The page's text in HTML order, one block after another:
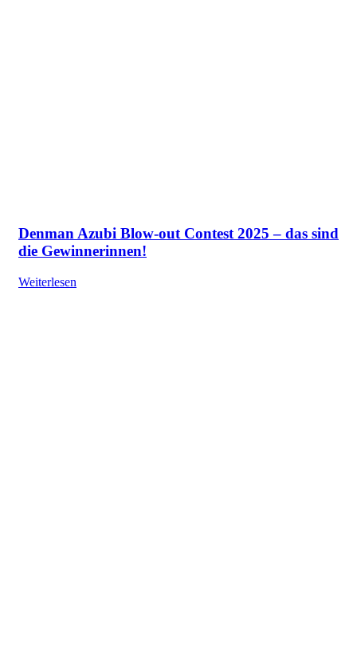
Denman Azubi Blow-out Contest 2025 – das sind
die Gewinnerinnen!
Weiterlesen